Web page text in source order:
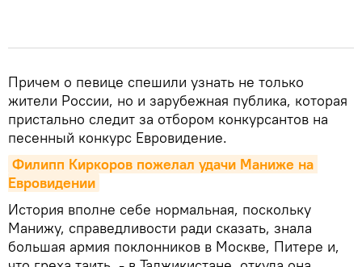
Причем о певице спешили узнать не только
жители России, но и зарубежная публика, которая
пристально следит за отбором конкурсантов на
песенный конкурс Евровидение.
Филипп Киркоров пожелал удачи Маниже на
Евровидении
История вполне себе нормальная, поскольку
Манижу, справедливости ради сказать, знала
большая армия поклонников в Москве, Питере и,